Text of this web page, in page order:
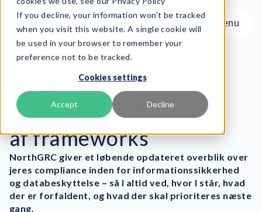
If you decline, your information won’t be tracked
when you visit this website. A single cookie will
be used in your browser to remember your
preference not to be tracked.
Cookies settings
Accept Decline
Menu
Menu
Produkt
Services
Ressourcer
Om os
Book Demo
Compliance-overblik
Realtidsstyring af
compliance på tværs
af frameworks
NorthGRC giver et løbende opdateret overblik over
jeres compliance inden for informationssikkerhed
og databeskyttelse – så I altid ved, hvor I står, hvad
der er forfaldent, og hvad der skal prioriteres næste
gang.